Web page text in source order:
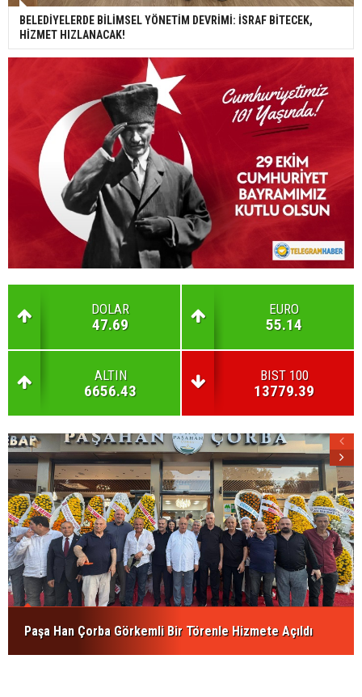
BELEDİYELERDE BİLİMSEL YÖNETİM DEVRİMİ: İSRAF BİTECEK,
HİZMET HIZLANACAK!
DOLAR
47.69
EURO
55.14
ALTIN
6656.43
BIST 100
13779.39
Paşa Han Çorba Görkemli Bir Törenle Hizmete Açıldı